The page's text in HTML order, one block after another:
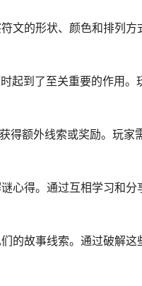
文的形状、颜色和排列方
起到了至关重要的作用。
得额外线索或奖励。玩家
心得。通过互相学习和分
的故事线索。通过破解这